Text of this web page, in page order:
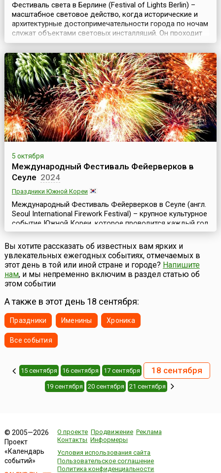
Фестиваль света в Берлине (Festival of Lights Berlin) –
масштабное световое действо, когда исторические и
архитектурные достопримечательности города по ночам
служат объектами световых инсталляций. Он проходит
ежегодно, начиная с 2005 года, осенью и длится
примерно неделю.Культурная жизнь Берлина, как и
любой другой столицы мира, насыщена событиями
круглый год, в независимости от времени года. ...
5 октября
Международный Фестиваль Фейерверков в
Сеуле 2024
Праздники Южной Кореи
Международный Фестиваль Фейерверков в Сеуле (англ.
Seoul International Firework Festival) – крупное культурное
событие Южной Кореи, которое проводится каждый год
в конце сентября – начале октябре, начиная с 2000 года,
где лучшие пиротехники мира создают неповторимую
атмосферу праздника и красоты.Для участия в
фестивале традиционно съезжаются команды
специалистов по фейерверкам из разных стран....
Вы хотите рассказать об известных вам ярких и
увлекательных ежегодных событиях, отмечаемых в
этот день в той или иной стране и городе? Напишите
нам, и мы непременно включим в раздел статью об
этом событии
А также в этот день 18 сентября:
Праздники Именины Хроника
Все события
15 сентября 16 сентября 17 сентября 18 сентября
19 сентября 20 сентября 21 сентября
© 2005—2026
Проект
«Календарь
событий»
О проекте Продвижение Реклама
Контакты Информеры
Условия использования сайта
Пользовательское соглашение
Политика конфиденциальности